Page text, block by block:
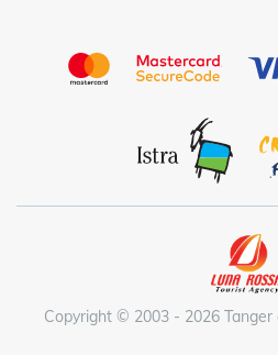
Copyright © 2003 - 2026 Tanger